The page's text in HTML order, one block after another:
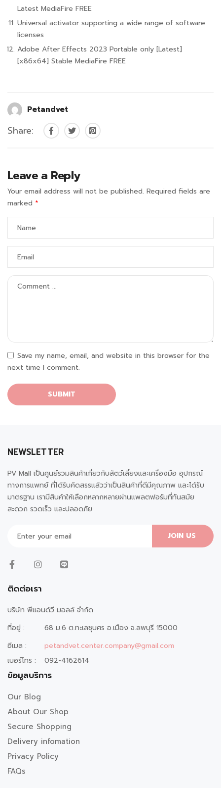
Latest MediaFire FREE
Universal activator supporting a wide range of software
licenses
Adobe After Effects 2023 Portable only [Latest]
[x86x64] Stable MediaFire FREE
Petandvet
Share:
Leave a Reply
Your email address will not be published. Required fields are
marked *
Save my name, email, and website in this browser for the
next time I comment.
NEWSLETTER
PV Mall เป็นศูนย์รวมสินค้าเกี่ยวกับสัตว์เลี้ยงและเครื่องมือ อุปกรณ์
ทางการแพทย์ ที่ได้รับคัดสรรแล้วว่าเป็นสินค้าที่ดีมีคุณภาพ และได้รับ
มาตรฐาน เรามีสินค้าให้เลือกหลากหลายผ่านแพลตฟอร์มที่ทันสมัย
สะดวก รวดเร็ว และปลอดภัย
JOIN US
ติดต่อเรา
บริษัท พีแอนด์วี มอลล์ จำกัด
ที่อยู่ :
68 ม.6 ต.ทะเลชุบศร อ.เมือง จ.ลพบุรี 15000
อีเมล :
petandvet.center.company@gmail.com
เบอร์โทร :
092-4162614
ข้อมูลบริการ
Our Blog
About Our Shop
Secure Shopping
Delivery infomation
Privacy Policy
FAQs